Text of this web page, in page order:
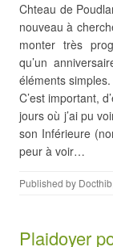
Chteau de
nouveau à
monter très
qu’un
éléments simples.
C’est important,
jours où j’ai pu
son Inférieure
peur à voir…
Published by Docthib
Plaidoyer